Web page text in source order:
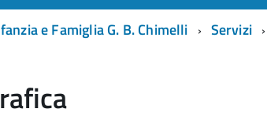
e Famiglia G. B. Chimelli
Servizi